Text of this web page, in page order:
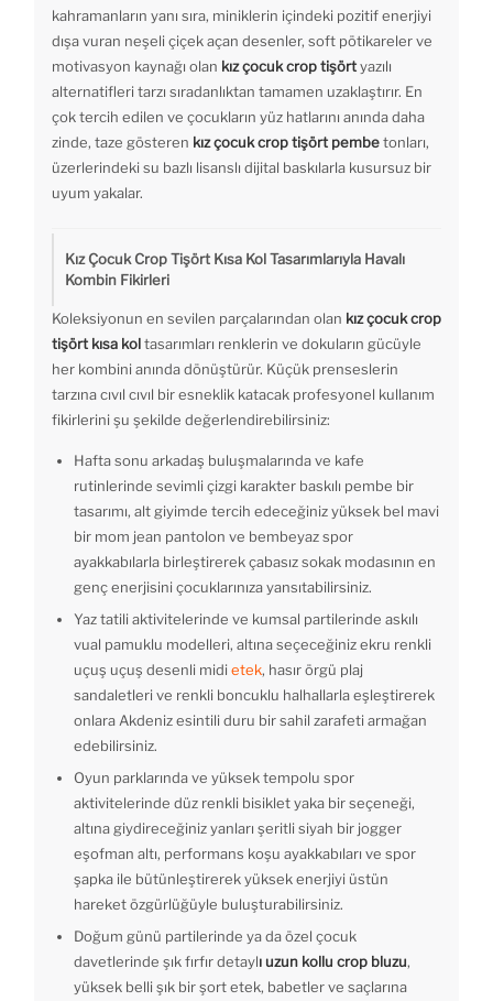
kahramanların yanı sıra, miniklerin içindeki pozitif enerjiyi
dışa vuran neşeli çiçek açan desenler, soft pötikareler ve
motivasyon kaynağı olan kız çocuk crop tişörtyazılı
alternatifleri tarzı sıradanlıktan tamamen uzaklaştırır. En
çok tercih edilen ve çocukların yüz hatlarını anında daha
zinde, taze gösteren kız çocuk crop tişört pembetonları,
üzerlerindeki su bazlı lisanslı dijital baskılarla kusursuz bir
uyum yakalar.
Kız Çocuk Crop Tişört Kısa Kol Tasarımlarıyla Havalı
Kombin Fikirleri
Koleksiyonun en sevilen parçalarından olan kız çocuk crop
tişört kısa koltasarımları renklerin ve dokuların gücüyle
her kombini anında dönüştürür. Küçük prenseslerin
tarzına cıvıl cıvıl bir esneklik katacak profesyonel kullanım
fikirlerini şu şekilde değerlendirebilirsiniz:
Hafta sonu arkadaş buluşmalarında ve kafe
rutinlerinde sevimli çizgi karakter baskılı pembe bir
tasarımı, alt giyimde tercih edeceğiniz yüksek bel mavi
bir mom jean pantolon ve bembeyaz spor
ayakkabılarla birleştirerek çabasız sokak modasının en
genç enerjisini çocuklarınıza yansıtabilirsiniz.
Yaz tatili aktivitelerinde ve kumsal partilerinde askılı
vual pamuklu modelleri, altına seçeceğiniz ekru renkli
uçuş uçuş desenli midi etek, hasır örgü plaj
sandaletleri ve renkli boncuklu halhallarla eşleştirerek
onlara Akdeniz esintili duru bir sahil zarafeti armağan
edebilirsiniz.
Oyun parklarında ve yüksek tempolu spor
aktivitelerinde düz renkli bisiklet yaka bir seçeneği,
altına giydireceğiniz yanları şeritli siyah bir jogger
eşofman altı, performans koşu ayakkabıları ve spor
şapka ile bütünleştirerek yüksek enerjiyi üstün
hareket özgürlüğüyle buluşturabilirsiniz.
Doğum günü partilerinde ya da özel çocuk
davetlerinde şık fırfır detaylı uzun kollu crop bluzu,
yüksek belli şık bir şort etek, babetler ve saçlarına